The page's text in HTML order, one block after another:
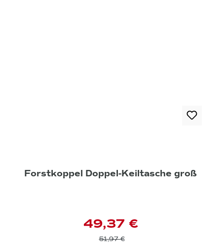
Forstkoppel Doppel-Keiltasche groß
49,37 €
51,97 €